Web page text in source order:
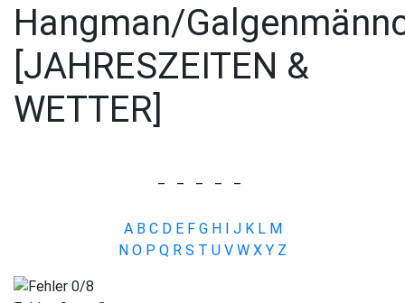
Hangman/
[JAHRESZEITEN &
WETTER]
A B C D E F G H I J K L M
N O P Q R S T U V W X Y Z